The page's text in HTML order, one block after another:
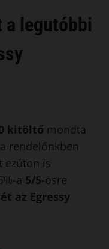
a legutóbbi
kitöltő mondta
rendelőnkben
ezúton is
a 5/5-ösre
az Egressy